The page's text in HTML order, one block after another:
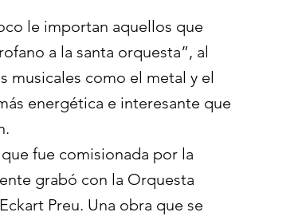
le importan aquellos que
a la santa orquesta”, al
musicales como el metal y el
energética e interesante que
fue comisionada por la
grabó con la Orquesta
Preu. Una obra que se